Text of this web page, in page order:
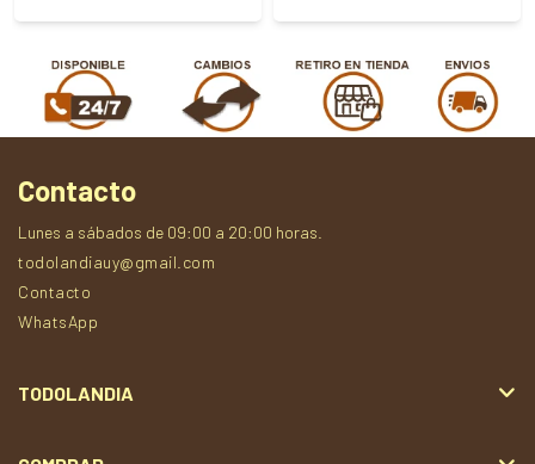
Contacto
Lunes a sábados de 09:00 a 20:00 horas.
todolandiauy@gmail.com
Contacto
WhatsApp
TODOLANDIA